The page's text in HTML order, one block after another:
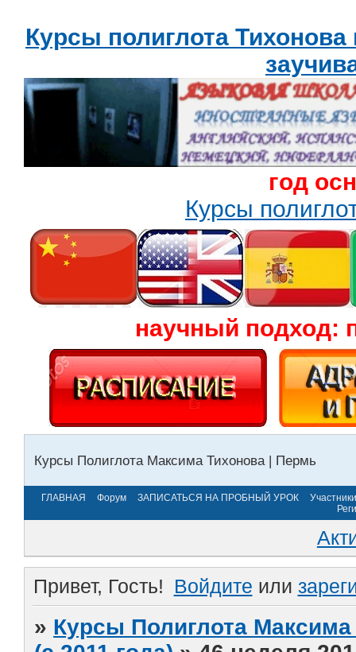
Курсы полиглота
год
Курсы
научный подход:
Курсы Полиглота Максима Тихонова | Пермь
ГЛАВНАЯ Форум ЗАПИСАТЬСЯ НА ПРОБНЫЙ УРОК
Участники
Привет, Гость! Войдите или
» Курсы Полиглота